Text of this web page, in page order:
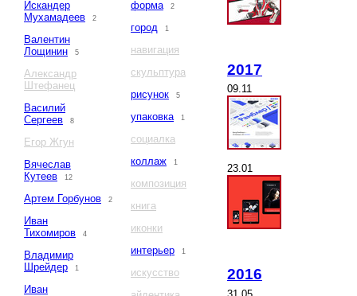
Искандер
Мухамадеев
2
Валентин
Лощинин
5
Александр
Штефанец
Василий
Сергеев
8
Егор Жгун
Вячеслав
Кутеев
12
Артем Горбунов 2
Иван
Тихомиров
4
Владимир
Шрейдер
1
Иван
форма
2
город 1
навигация
скульптура
рисунок
5
упаковка 1
социалка
коллаж
1
композиция
книга
иконки
интерьер
1
искусство
2017
09.11
23.01
2016